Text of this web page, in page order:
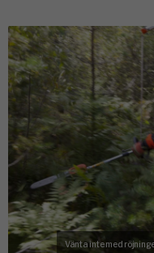
Vänta inte med